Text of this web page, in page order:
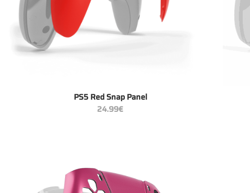
PS5 Red Snap Panel
24.99€